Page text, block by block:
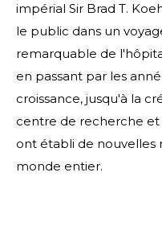
impérial Sir Brad T.
le public dans un
remarquable de
en passant par les
croissance, jusqu'à la
centre de recherche et
ont établi de nouvelles
monde entier.